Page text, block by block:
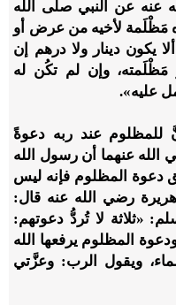
عنه عن النبي صلى الله
مَظْلَمة لأخيه من عرض أو
يكون دينار ولا درهم إن
وإن لم تكُن له
عليه».
للمظلوم عند ربه دعوةً
الله عنهما أن رسول الله
دعوة المظلوم فإنه ليس
رضي الله عنه قال:
«ثلاثة لا تُردُّ دعوتهم:
المظلوم يرفعها الله
ويقول الرب: وعزَّتي